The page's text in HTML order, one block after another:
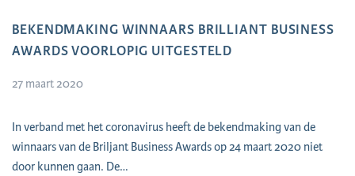
BEKENDMAKING WINNAARS BRILLIANT BUSINESS
AWARDS VOORLOPIG UITGESTELD
27 maart 2020
In verband met het coronavirus heeft de bekendmaking van de
winnaars van de Briljant Business Awards op 24 maart 2020 niet
door kunnen gaan. De…